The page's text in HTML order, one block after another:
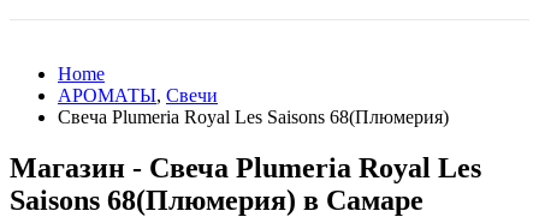
Home
АРОМАТЫ, Свечи
Свеча Plumeria Royal Les Saisons 68(Плюмерия)
Магазин - Свеча Plumeria Royal Les
Saisons 68(Плюмерия) в Самаре